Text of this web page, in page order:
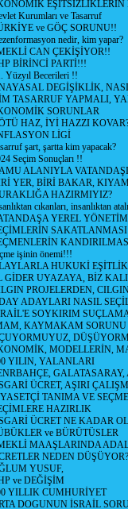
Kurumları ve Tasarruf
ve GÖÇ SORUNU!!
nedir, kim yapar?
CAN ÇEKİŞİYOR!!
BİRİNCİ PARTİ!!!
Yüzyıl Becerileri !!
DEGİŞİKLİK,
TASARRUF YAPMALI,
SORUNLAR
HAZ, İYİ HAZZI
LİGİ
şart, şartta kim yapacak?
Seçim Sonuçları !!
ALANIYLA
YER, BİRİ BAKAR,
HAZIRMIYIZ?
cıkanları, insanlıktan
YEREL
işinin önemi!!!
HUKUKİ
GİDER UYAZAYA, BİZ
PROJELERDEN,
ADAYLARI NASIL
SOYKIRIM
KAYMAKAM SORUNU
MODELLERİN,
YILIN, YALANLARI
ÜCRET, AŞIRI
TANIMA VE
HAZIRLIK
ÜCRET NE KADAR
ve BÜRÜTÜSLER
MAAŞLARINDA
NEDEN DÜŞÜYOR?
YUSUF,
ve DEĞİŞİM
YILLIK CUMHURİYET
DOGUNUN İSRAİL